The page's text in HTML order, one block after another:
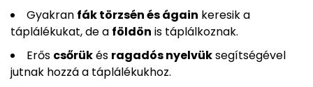
Gyakran fák törzsén és ágain keresik a
táplálékukat, de a földön is táplálkoznak.
Erős csőrükés ragadós nyelvüksegítségével
jutnak hozzá a táplálékukhoz.